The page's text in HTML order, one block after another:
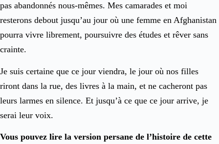
pas abandonnés nous-mêmes. Mes camarades et moi
resterons debout jusqu’au jour où une femme en Afghanistan
pourra vivre librement, poursuivre des études et rêver sans
crainte.
Je suis certaine que ce jour viendra, le jour où nos filles
riront dans la rue, des livres à la main, et ne cacheront pas
leurs larmes en silence. Et jusqu’à ce que ce jour arrive, je
serai leur voix.
Vous pouvez lire la version persane de l’histoire de cette